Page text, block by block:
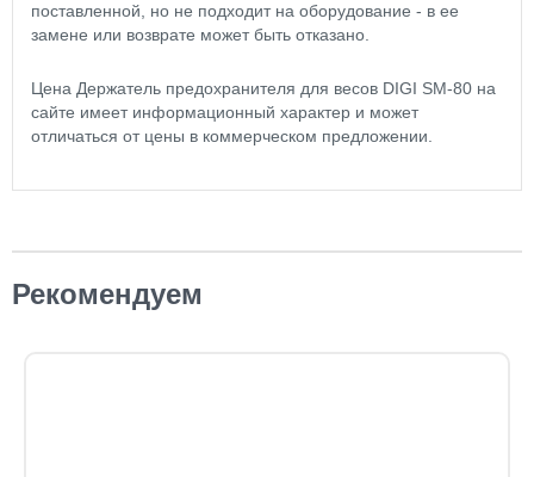
поставленной, но не подходит на оборудование - в ее
замене или возврате может быть отказано.
Цена Держатель предохранителя для весов DIGI SM-80 на
сайте имеет информационный характер и может
отличаться от цены в коммерческом предложении.
Рекомендуем